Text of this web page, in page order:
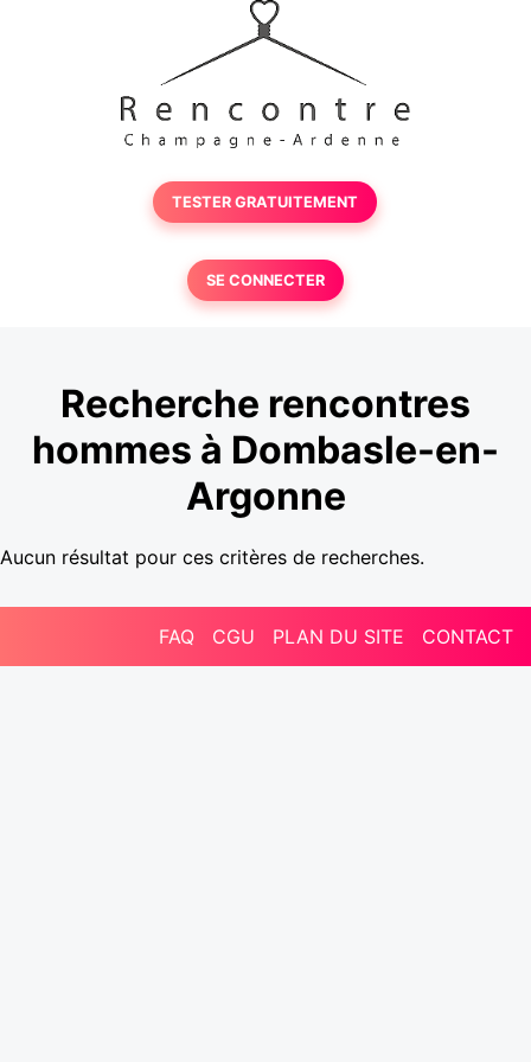
TESTER GRATUITEMENT
SE CONNECTER
Recherche rencontres
hommes à Dombasle-en-
Argonne
Aucun résultat pour ces critères de recherches.
FAQ CGU PLAN DU SITE CONTACT